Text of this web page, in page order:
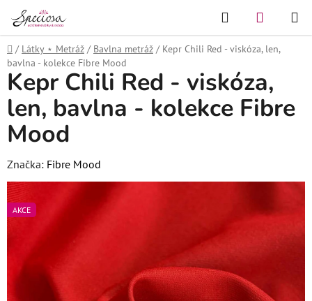
obsah
Hledat
KOŠÍK
Domů
/ Látky ⋆ Metráž / Bavlna metráž / Kepr Chili Red - viskóza, len,
bavlna - kolekce Fibre Mood
Kepr Chili Red - viskóza,
len, bavlna - kolekce Fibre
Mood
Značka: Fibre Mood
AKCE